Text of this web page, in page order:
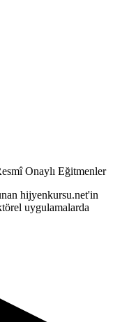
Onaylı Eğitmenler
hijyenkursu.net'in
uygulamalarda